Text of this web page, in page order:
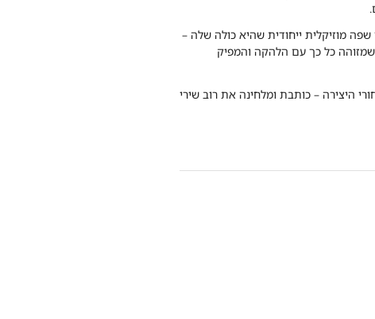
מוזיקלית ייחודית שהיא כולה שלה –
שמזוהה כל כך עם הלהקה והמפיק
היצירה – כותבת ומלחינה את רוב שירי